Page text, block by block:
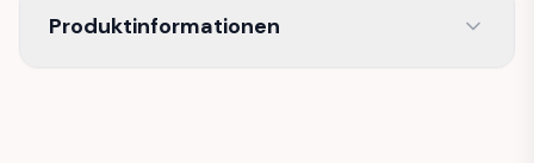
Produktinformationen